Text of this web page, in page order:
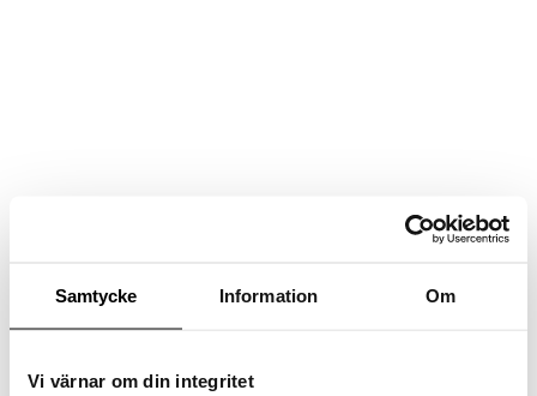
Samtycke Information Om
Vi värnar om din integritet